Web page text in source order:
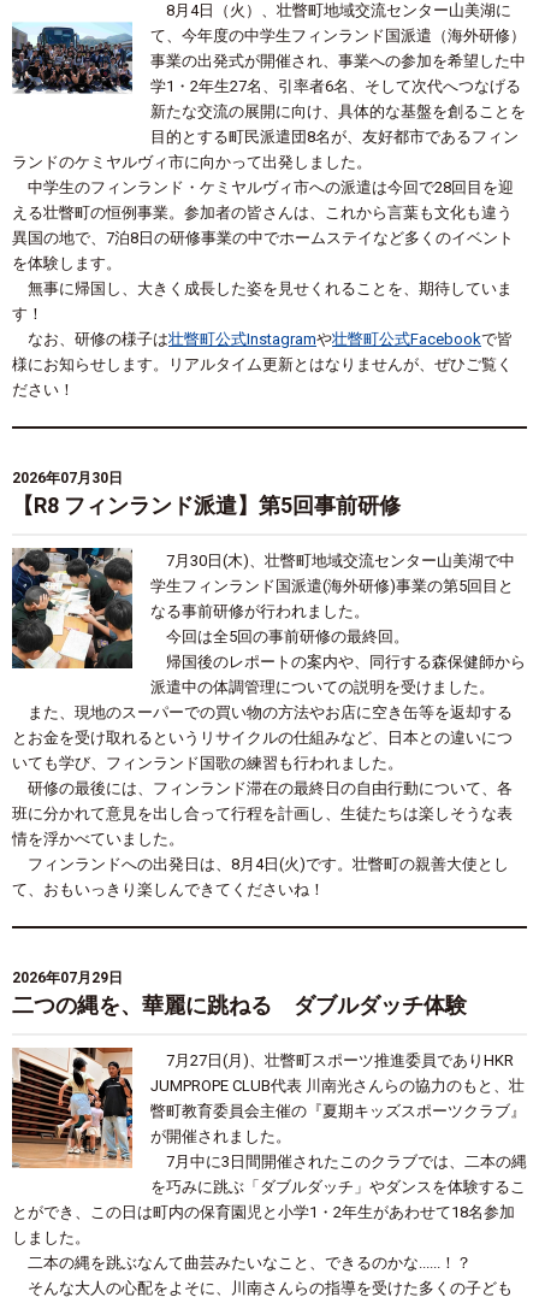
8月4日（火）、壮瞥町地域交流センター山美湖に
て、今年度の中学生フィンランド国派遣（海外研修）
事業の出発式が開催され、事業への参加を希望した中
学1・2年生27名、引率者6名、そして次代へつなげる
新たな交流の展開に向け、具体的な基盤を創ることを
目的とする町民派遣団8名が、友好都市であるフィン
ランドのケミヤルヴィ市に向かって出発しました。
中学生のフィンランド・ケミヤルヴィ市への派遣は今回で28回目を迎
える壮瞥町の恒例事業。参加者の皆さんは、これから言葉も文化も違う
異国の地で、7泊8日の研修事業の中でホームステイなど多くのイベント
を体験します。
無事に帰国し、大きく成長した姿を見せくれることを、期待していま
す！
なお、研修の様子は壮瞥町公式Instagramや壮瞥町公式Facebookで皆
様にお知らせします。リアルタイム更新とはなりませんが、ぜひご覧く
ださい！
2026年07月30日
【R8 フィンランド派遣】第5回事前研修
7月30日(木)、壮瞥町地域交流センター山美湖で中
学生フィンランド国派遣(海外研修)事業の第5回目と
なる事前研修が行われました。
今回は全5回の事前研修の最終回。
帰国後のレポートの案内や、同行する森保健師から
派遣中の体調管理についての説明を受けました。
また、現地のスーパーでの買い物の方法やお店に空き缶等を返却する
とお金を受け取れるというリサイクルの仕組みなど、日本との違いにつ
いても学び、フィンランド国歌の練習も行われました。
研修の最後には、フィンランド滞在の最終日の自由行動について、各
班に分かれて意見を出し合って行程を計画し、生徒たちは楽しそうな表
情を浮かべていました。
フィンランドへの出発日は、8月4日(火)です。壮瞥町の親善大使とし
て、おもいっきり楽しんできてくださいね！
2026年07月29日
二つの縄を、華麗に跳ねる ダブルダッチ体験
7月 27 日 (月 )、壮瞥町スポーツ推進委員であり HKR
JUMPROPE CLUB代表 川南光さんらの協力のもと、壮
瞥町教育委員会主催の『夏期キッズスポーツクラブ』
が開催されました。
7月中に3 日間開催されたこのクラブでは、二本の縄
を巧みに跳ぶ「ダブルダッチ」やダンスを体験するこ
とができ、この日は町内の保育園児と小学1 ・ 2年生があわせて18名参加
しました。
二本の縄を跳ぶなんて曲芸みたいなこと、できるのかな...... ！？
そんな大人の心配をよそに、川南さんらの指導を受けた多くの子ども